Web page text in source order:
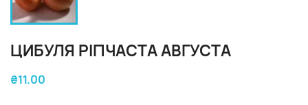
ЦИБУЛЯ РІПЧАСТА АВГУСТА
₴11.00